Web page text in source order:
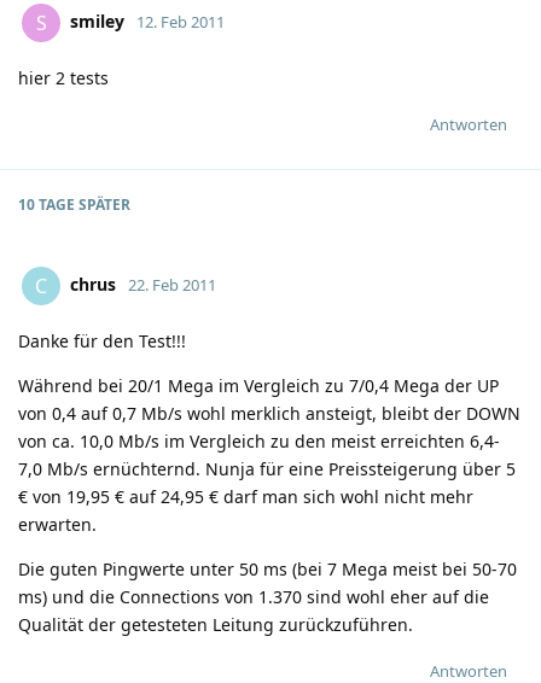
S smiley 12. Feb 2011
hier 2 tests
Antworten
10 TAGE SPÄTER
C chrus 22. Feb 2011
Danke für den Test!!!
Während bei 20/1 Mega im Vergleich zu 7/0,4 Mega der UP
von 0,4 auf 0,7 Mb/s wohl merklich ansteigt, bleibt der DOWN
von ca. 10,0 Mb/s im Vergleich zu den meist erreichten 6,4-
7,0 Mb/s ernüchternd. Nunja für eine Preissteigerung über 5
€ von 19,95 € auf 24,95 € darf man sich wohl nicht mehr
erwarten.
Die guten Pingwerte unter 50 ms (bei 7 Mega meist bei 50-70
ms) und die Connections von 1.370 sind wohl eher auf die
Qualität der getesteten Leitung zurückzuführen.
Antworten